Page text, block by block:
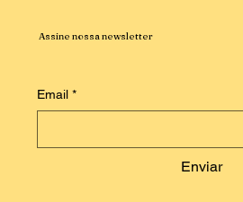
Email *
Enviar
Assine nossa newsletter